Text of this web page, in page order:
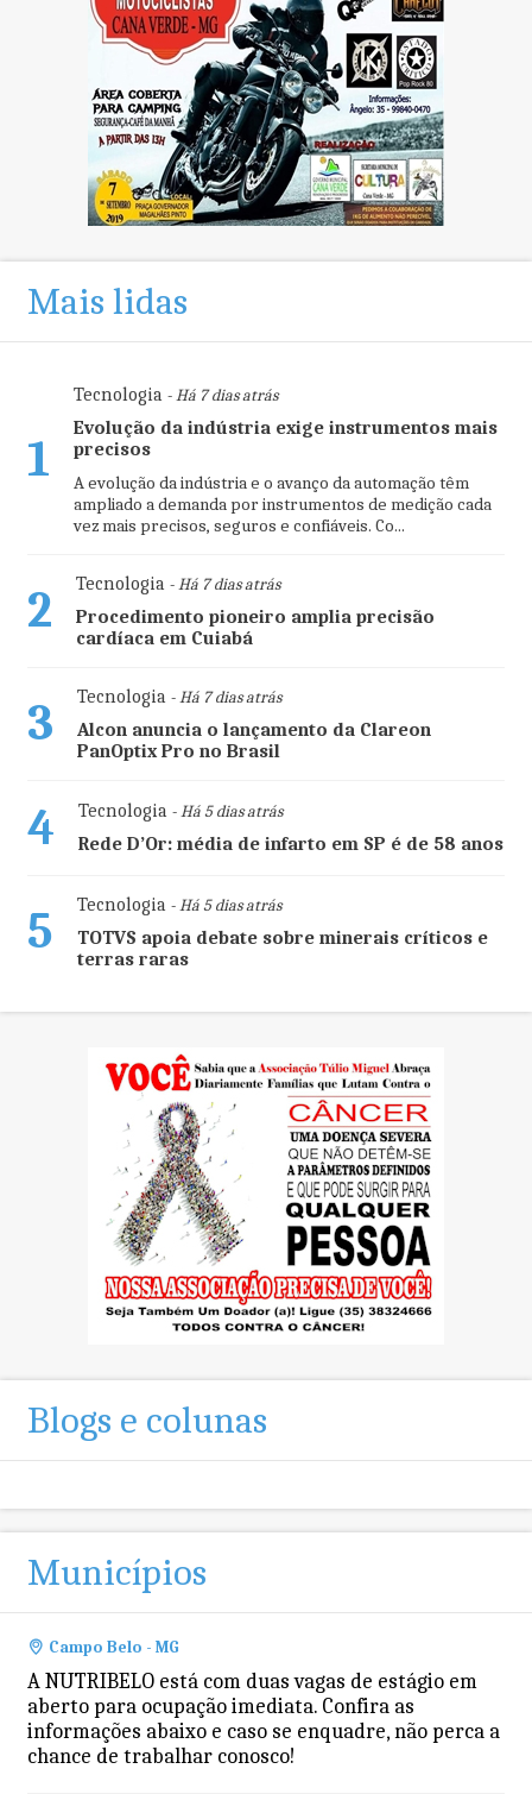
Mais lidas
1
Tecnologia- Há 7 dias atrás
Evolução da indústria exige instrumentos mais
precisos
A evolução da indústria e o avanço da automação têm
ampliado a demanda por instrumentos de medição cada
vez mais precisos, seguros e confiáveis. Co...
2 Tecnologia- Há 7 dias atrás
Procedimento pioneiro amplia precisão
cardíaca em Cuiabá
3 Tecnologia- Há 7 dias atrás
Alcon anuncia o lançamento da Clareon
PanOptix Pro no Brasil
4 Tecnologia- Há 5 dias atrás
Rede D’Or: média de infarto em SP é de 58 anos
5 Tecnologia- Há 5 dias atrás
TOTVS apoia debate sobre minerais críticos e
terras raras
Blogs e colunas
Municípios
Campo Belo - MG
A NUTRIBELO está com duas vagas de estágio em
aberto para ocupação imediata. Confira as
informações abaixo e caso se enquadre, não perca a
chance de trabalhar conosco!